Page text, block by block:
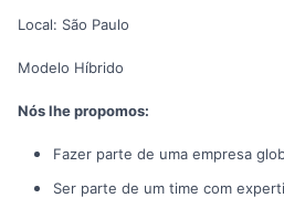
Local: São Paulo
Modelo Híbrido
Nós lhe propomos:
Fazer parte de uma empresa
Ser parte de um time com